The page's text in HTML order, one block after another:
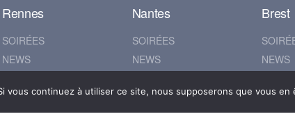
Rennes
SOIRÉES
NEWS
Nantes
SOIRÉES
NEWS
Brest
NEWS
continuez à utiliser ce site, nous supposerons que vous en